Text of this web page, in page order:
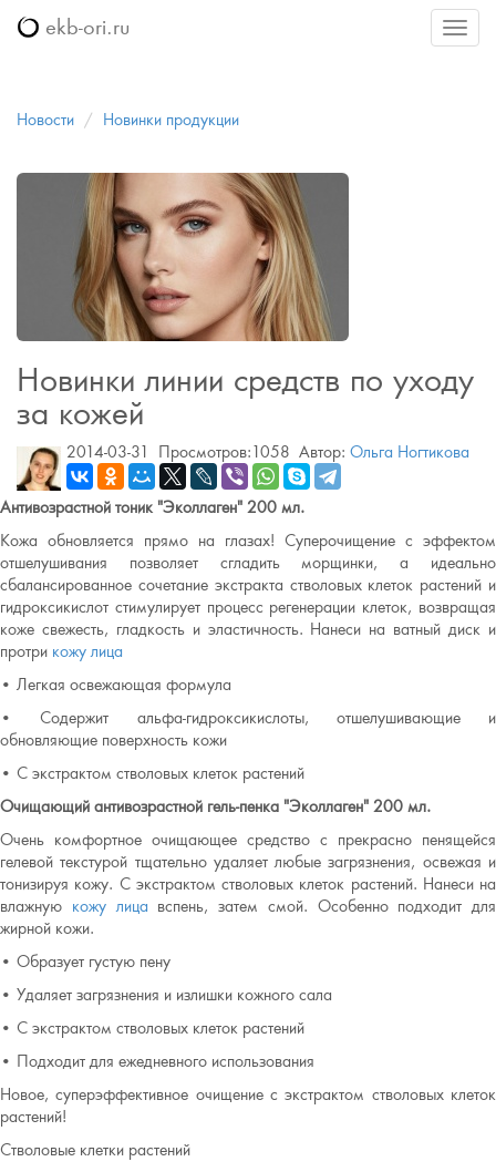
Меню
ekb-ori.ru
Новости Новинки продукции
Новинки линии средств по уходу
за кожей
2014-03-31 Просмотров:1058 Автор: Ольга Ногтикова
Антивозрастной тоник "Эколлаген" 200 мл.
Кожа обновляется прямо на глазах! Суперочищение с эффектом
отшелушивания позволяет сгладить морщинки, а идеально
сбалансированное сочетание экстракта стволовых клеток растений и
гидроксикислот стимулирует процесс регенерации клеток, возвращая
коже свежесть, гладкость и эластичность. Нанеси на ватный диск и
протри кожу лица
• Легкая освежающая формула
• Содержит альфа-гидроксикислоты, отшелушивающие и
обновляющие поверхность кожи
• С экстрактом стволовых клеток растений
Очищающий антивозрастной гель-пенка "Эколлаген" 200 мл.
Очень комфортное очищающее средство с прекрасно пенящейся
гелевой текстурой тщательно удаляет любые загрязнения, освежая и
тонизируя кожу. С экстрактом стволовых клеток растений. Нанеси на
влажную кожу лица вспень, затем смой. Особенно подходит для
жирной кожи.
• Образует густую пену
• Удаляет загрязнения и излишки кожного сала
• С экстрактом стволовых клеток растений
• Подходит для ежедневного использования
Новое, суперэффективное очищение с экстрактом стволовых клеток
растений!
Стволовые клетки растений